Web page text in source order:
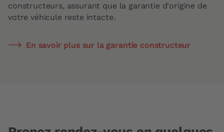
constructeurs, assurant que la garantie d'origine de
votre véhicule reste intacte.
En savoir plus sur la garantie constructeur